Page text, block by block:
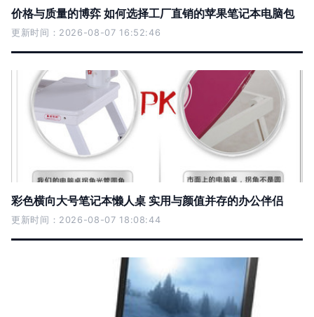
价格与质量的博弈 如何选择工厂直销的苹果笔记本电脑包
更新时间：2026-08-07 16:52:46
彩色横向大号笔记本懒人桌 实用与颜值并存的办公伴侣
更新时间：2026-08-07 18:08:44